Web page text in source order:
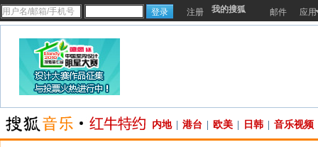
注册 我的搜狐 邮件 应用
内地 港台 欧美 日韩 音乐视频